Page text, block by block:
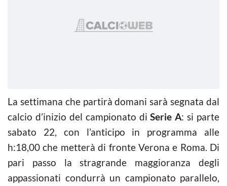
La settimana che partirà domani sarà segnata dal
calcio d’inizio del campionato diSerie A: si parte
sabato 22, con l’anticipo in programma alle
h:18,00 che metterà di fronte Verona e Roma. Di
pari passo la stragrande maggioranza degli
appassionati condurrà un campionato parallelo,